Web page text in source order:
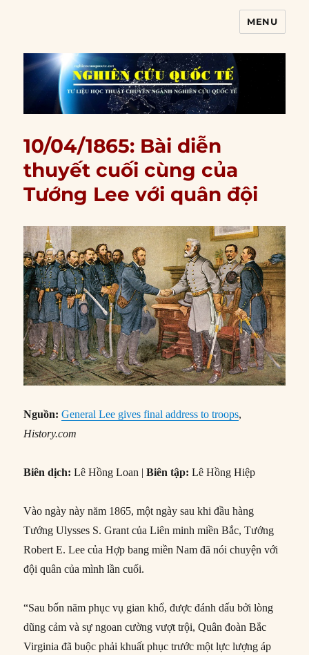
MENU
10/04/1865: Bài diễn
thuyết cuối cùng của
Tướng Lee với quân đội
Nguồn: General Lee gives final address to troops,
History.com
Biên dịch: Lê Hồng Loan |Biên tập:Lê Hồng Hiệp
Vào ngày này năm 1865, một ngày sau khi đầu hàng
Tướng Ulysses S. Grant của Liên minh miền Bắc, Tướng
Robert E. Lee của Hợp bang miền Nam đã nói chuyện với
đội quân của mình lần cuối.
“Sau bốn năm phục vụ gian khổ, được đánh dấu bởi lòng
dũng cảm và sự ngoan cường vượt trội, Quân đoàn Bắc
Virginia đã buộc phải khuất phục trước một lực lượng áp